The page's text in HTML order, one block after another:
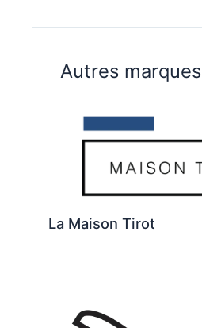
Autres marques
La Maison Tirot